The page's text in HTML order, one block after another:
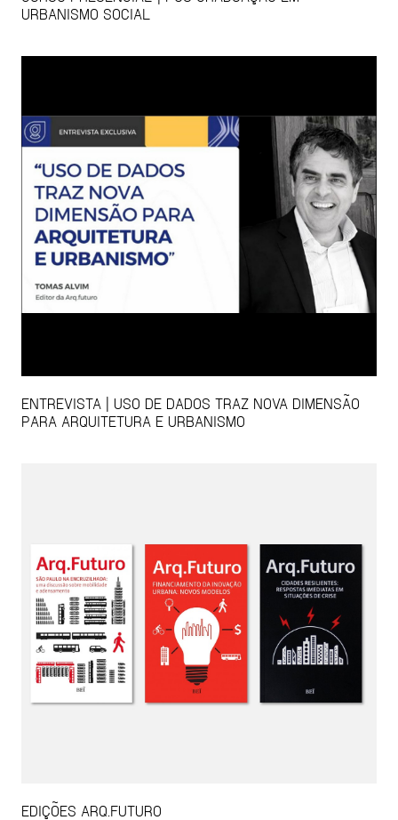
URBANISMO SOCIAL
ENTREVISTA | USO DE DADOS TRAZ NOVA DIMENSÃO
PARA ARQUITETURA E URBANISMO
EDIÇÕES ARQ.FUTURO